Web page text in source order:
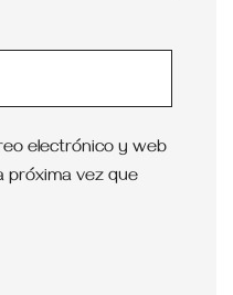
electrónico y web
próxima vez que